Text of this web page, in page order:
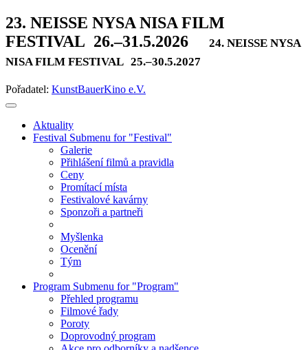
23. NEISSE NYSA NISA FILM
FESTIVAL 26.–31.5.2026
24. NEISSE NYSA
NISA FILM FESTIVAL 25.–30.5.2027
Pořadatel: KunstBauerKino e.V.
Aktuality
Festival Submenu for "Festival"
Galerie
Přihlášení filmů a pravidla
Ceny
Promítací místa
Festivalové kavárny
Sponzoři a partneři
Myšlenka
Ocenění
Tým
Program Submenu for "Program"
Přehled programu
Filmové řady
Poroty
Doprovodný program